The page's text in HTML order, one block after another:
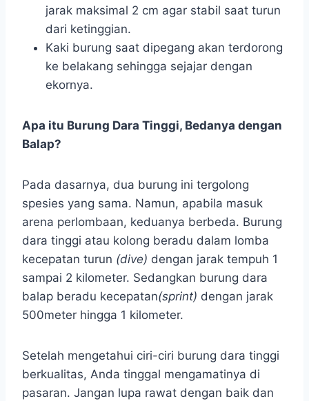
jarak maksimal 2 cm agar stabil saat turun
dari ketinggian.
Kaki burung saat dipegang akan terdorong
ke belakang sehingga sejajar dengan
ekornya.
Apa itu Burung Dara Tinggi, Bedanya dengan
Balap?
Pada dasarnya, dua burung ini tergolong
spesies yang sama. Namun, apabila masuk
arena perlombaan, keduanya berbeda. Burung
dara tinggi atau kolong beradu dalam lomba
kecepatan turun (dive) dengan jarak tempuh 1
sampai 2 kilometer. Sedangkan burung dara
balap beradu kecepatan(sprint) dengan jarak
500meter hingga 1 kilometer.
Setelah mengetahui ciri-ciri burung dara tinggi
berkualitas, Anda tinggal mengamatinya di
pasaran. Jangan lupa rawat dengan baik dan